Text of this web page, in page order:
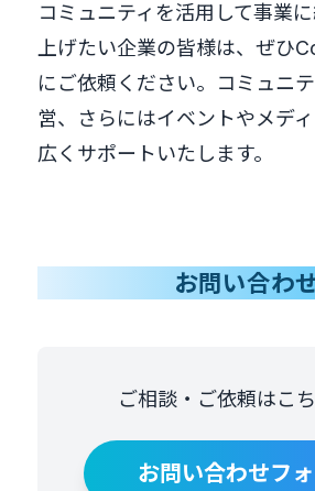
コミュニティを活用して事業
上げたい企業の皆様は、ぜひ
にご依頼ください。コミュニ
営、さらにはイベントやメデ
広くサポートいたします。
お問い合わ
ご相談・ご依頼はこ
お問い合わせフ